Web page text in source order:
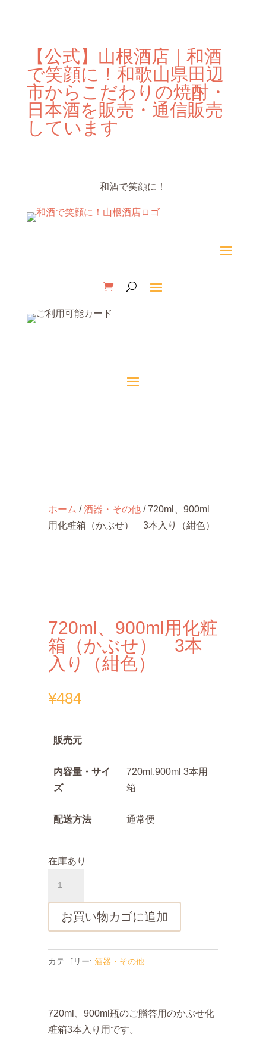
【公式】山根酒店｜和酒
で笑顔に！和歌山県田辺
市からこだわりの焼酎・
日本酒を販売・通信販売
しています
和酒で笑顔に！
ホーム /酒器・その他/ 720ml、900ml
用化粧箱（かぶせ） 3本入り（紺色）
720ml、900ml用化粧
箱（かぶせ） 3本
入り（紺色）
¥484
販売元
内容量・サイ
ズ
720ml,900ml 3本用
箱
配送方法 通常便
在庫あり
箱
本
お買い物カゴに追加
カテゴリー: 酒器・その他
720ml、900ml瓶のご贈答用のかぶせ化
粧箱3本入り用です。